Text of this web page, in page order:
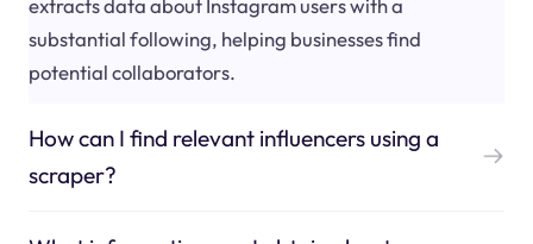
substantial following, helping businesses find
potential collaborators.
How can I find relevant influencers using a
scraper?